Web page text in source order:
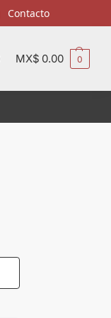
Contacto
MX$ 0.00 0